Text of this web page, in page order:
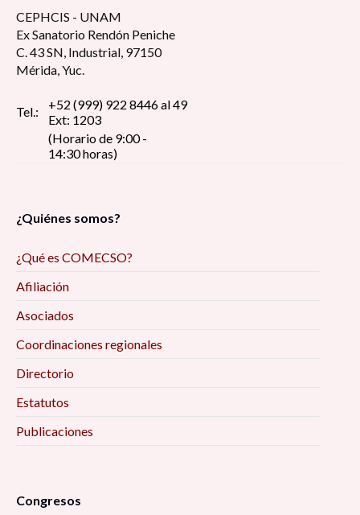
CEPHCIS - UNAM
Ex Sanatorio Rendón Peniche
C. 43 SN, Industrial, 97150
Mérida, Yuc.
Tel.:
+52 (999) 922 8446 al 49
Ext: 1203
(Horario de 9:00 -
14:30 horas)
¿Quiénes somos?
¿Qué es COMECSO?
Afiliación
Asociados
Coordinaciones regionales
Directorio
Estatutos
Publicaciones
Congresos